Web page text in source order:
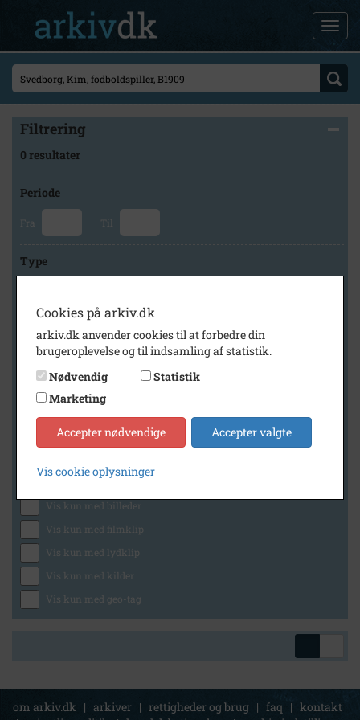
Filtrering
0 resultater
Periode
Fra Til
Type
Arkiv
Odense Stadsarkiv
Generelt
Vis kun med billeder
Vis kun med filmklip
Vis kun med lydklip
Vis kun med kilder
Vis kun med geo-tag
om arkiv.dk | arkiver | rettigheder og brug | faq | kontakt
Cookies på arkiv.dk
arkiv.dk anvender cookies til at forbedre din
brugeroplevelse og til indsamling af statistik.
Nødvendig
Statistik
Marketing
Accepter nødvendige Accepter valgte
Vis cookie oplysninger